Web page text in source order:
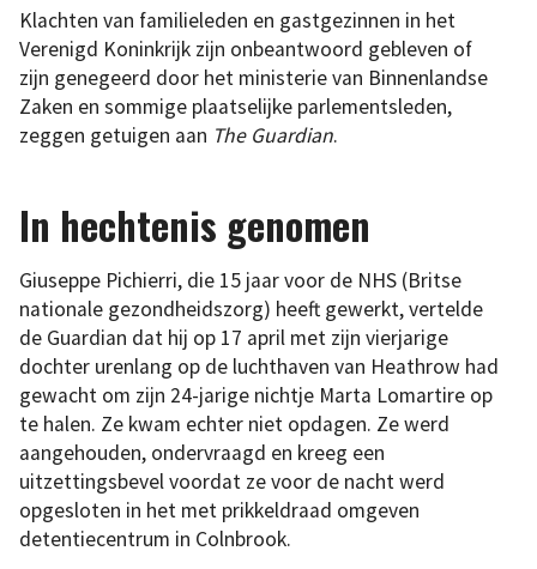
Klachten van familieleden en gastgezinnen in het
Verenigd Koninkrijk zijn onbeantwoord gebleven of
zijn genegeerd door het ministerie van Binnenlandse
Zaken en sommige plaatselijke parlementsleden,
zeggen getuigen aan The Guardian.
In hechtenis genomen
Giuseppe Pichierri, die 15 jaar voor de NHS (Britse
nationale gezondheidszorg) heeft gewerkt, vertelde
de Guardian dat hij op 17 april met zijn vierjarige
dochter urenlang op de luchthaven van Heathrow had
gewacht om zijn 24-jarige nichtje Marta Lomartire op
te halen. Ze kwam echter niet opdagen. Ze werd
aangehouden, ondervraagd en kreeg een
uitzettingsbevel voordat ze voor de nacht werd
opgesloten in het met prikkeldraad omgeven
detentiecentrum in Colnbrook.